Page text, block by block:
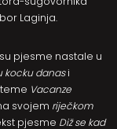
Laginja.
pjesme nastale u
kocku danasi
Vacanze
svojem riječkom
pjesme Diž se kad